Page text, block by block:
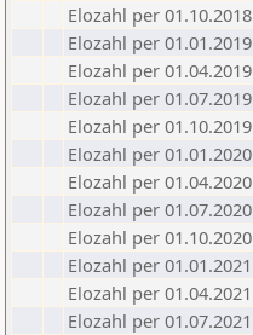
Elozahl per 01.10.2018
Elozahl per 01.01.2019
Elozahl per 01.04.2019
Elozahl per 01.07.2019
Elozahl per 01.10.2019
Elozahl per 01.01.2020
Elozahl per 01.04.2020
Elozahl per 01.07.2020
Elozahl per 01.10.2020
Elozahl per 01.01.2021
Elozahl per 01.04.2021
Elozahl per 01.07.2021